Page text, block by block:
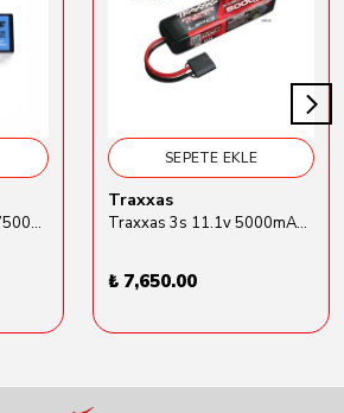
DXF Power 14.8V 4s 7500mAh 80C Hardcase Lipo Batarya
SEPETE EKLE
Traxxas
Traxxas 3s 11.1v 5000mAh Lipo Batarya (TRX 2872X)
₺ 7,650.00